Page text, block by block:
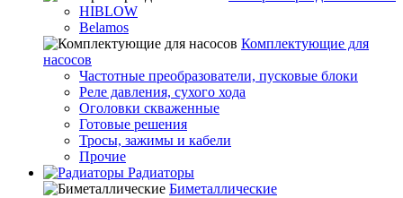
HIBLOW
Belamos
Комплектующие для
насосов
Частотные преобразователи, пусковые блоки
Реле давления, сухого хода
Оголовки скваженные
Готовые решения
Тросы, зажимы и кабели
Прочие
Радиаторы
Биметаллические